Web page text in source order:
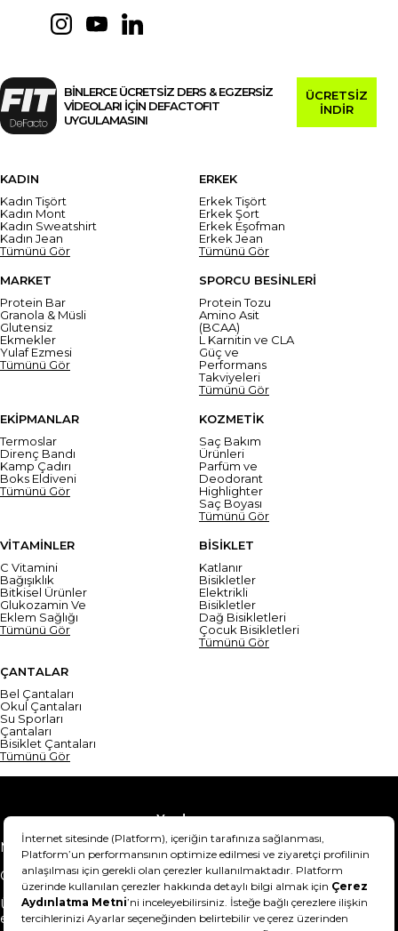
BİNLERCE ÜCRETSİZ DERS & EGZERSİZ
VİDEOLARI İÇİN DEFACTOFIT
UYGULAMASINI
ÜCRETSİZ
İNDİR
KADIN
Kadın Tişört
Kadın Mont
Kadın Sweatshirt
Kadın Jean
Tümünü Gör
ERKEK
Erkek Tişört
Erkek Şort
Erkek Eşofman
Erkek Jean
Tümünü Gör
MARKET
Protein Bar
Granola & Müsli
Glutensiz
Ekmekler
Yulaf Ezmesi
Tümünü Gör
SPORCU BESİNLERİ
Protein Tozu
Amino Asit
(BCAA)
L Karnitin ve CLA
Güç ve
Performans
Takviyeleri
Tümünü Gör
EKİPMANLAR
Termoslar
Direnç Bandı
Kamp Çadırı
Boks Eldiveni
Tümünü Gör
KOZMETİK
Saç Bakım
Ürünleri
Parfüm ve
Deodorant
Highlighter
Saç Boyası
Tümünü Gör
VİTAMİNLER
C Vitamini
Bağışıklık
Bitkisel Ürünler
Glukozamin Ve
Eklem Sağlığı
Tümünü Gör
BİSİKLET
Katlanır
Bisikletler
Elektrikli
Bisikletler
Dağ Bisikletleri
Çocuk Bisikletleri
Tümünü Gör
ÇANTALAR
Bel Çantaları
Okul Çantaları
Su Sporları
Çantaları
Bisiklet Çantaları
Tümünü Gör
Yardım
Mesafeli Satış Sözleşmesi
Teslimat Bilgisi
Gizlilik Sözleşmesi
Şartlar & Koşullar
Ürünümü nasıl iade
edebilirim?
Hakkımızda